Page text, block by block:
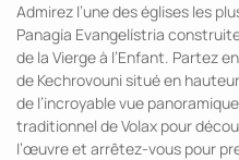
Admirez l’une des églises les
Panagía Evangelístria
de la Vierge à l’Enfant. Partez
de Kechrovouni situé en
de l’incroyable vue
traditionnel de Volax pour
l’œuvre et arrêtez-vous pour